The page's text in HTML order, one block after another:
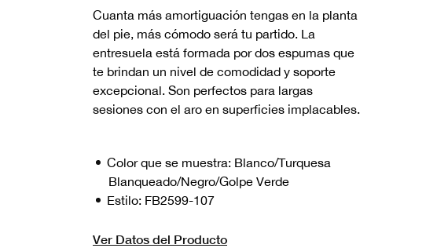
Cuanta más amortiguación tengas en la planta
del pie, más cómodo será tu partido. La
entresuela está formada por dos espumas que
te brindan un nivel de comodidad y soporte
excepcional. Son perfectos para largas
sesiones con el aro en superficies implacables.
Color que se muestra: Blanco/Turquesa
Blanqueado/Negro/Golpe Verde
Estilo: FB2599-107
Ver Datos del Producto